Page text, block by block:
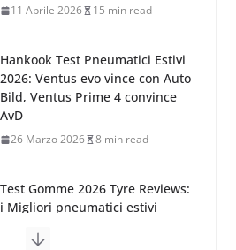
Bild, Ventus Prime 4 convince
26 Marzo 2026 8 min read
Test Gomme 2026 Tyre Reviews:
sportivi a confronto
vittorie nei test europei